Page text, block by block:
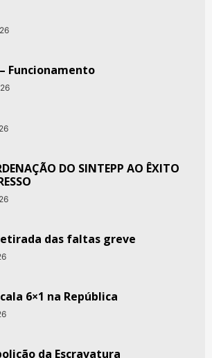
Funcionamento
DO SINTEPP AO ÊXITO
das faltas greve
6×1 na República
da Escravatura